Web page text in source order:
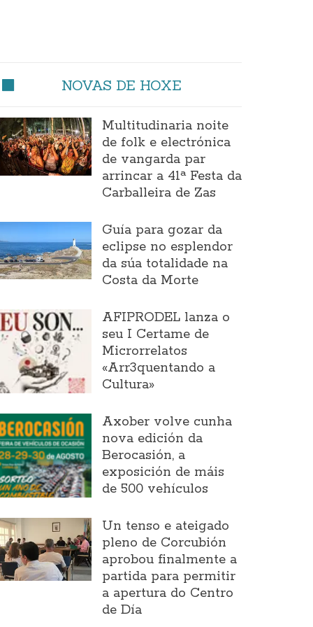
NOVAS DE HOXE
Multitudinaria noite
de folk e electrónica
de vangarda par
arrincar a 41ª Festa da
Carballeira de Zas
Guía para gozar da
eclipse no esplendor
da súa totalidade na
Costa da Morte
AFIPRODEL lanza o
seu I Certame de
Microrrelatos
«Arr3quentando a
Cultura»
Axober volve cunha
nova edición da
Berocasión, a
exposición de máis
de 500 vehículos
Un tenso e ateigado
pleno de Corcubión
aprobou finalmente a
partida para permitir
a apertura do Centro
de Día